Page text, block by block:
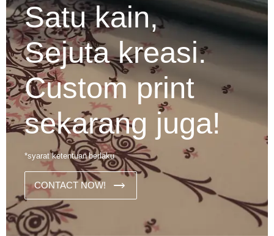
Satu kain,
Sejuta kreasi.
Custom print
sekarang juga!
*syarat ketentuan berlaku
CONTACT NOW!